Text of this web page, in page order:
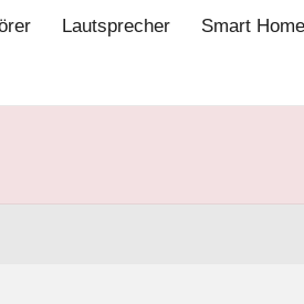
Lautsprecher Smart Home